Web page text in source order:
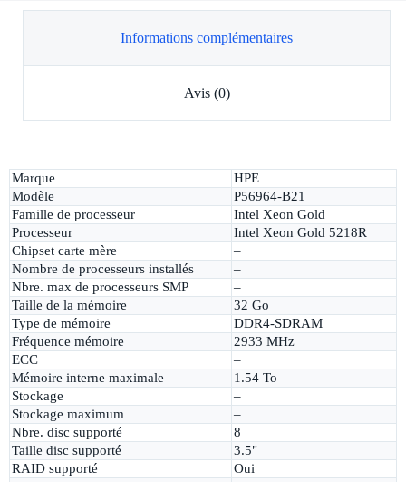
Informations complémentaires
Avis (0)
Marque
HPE
Modèle
P56964-B21
Famille de processeur
Intel Xeon Gold
Processeur
Intel Xeon Gold 5218R
Chipset carte mère
–
Nombre de processeurs installés
–
Nbre. max de processeurs SMP
–
Taille de la mémoire
32 Go
Type de mémoire
DDR4-SDRAM
Fréquence mémoire
2933 MHz
ECC
–
Mémoire interne maximale
1.54 To
Stockage
–
Stockage maximum
–
Nbre. disc supporté
8
Taille disc supporté
3.5"
RAID supporté
Oui